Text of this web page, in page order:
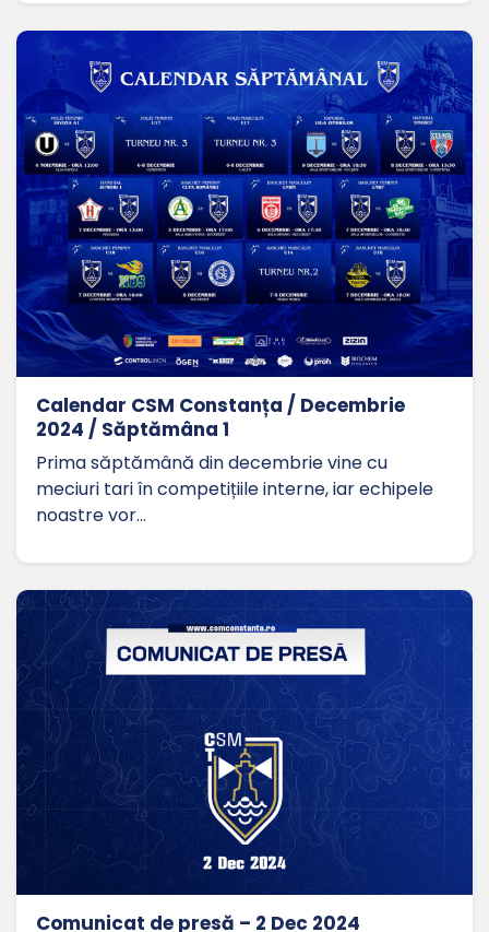
Calendar CSM Constanța / Decembrie
2024 / Săptămâna 1
Prima săptămână din decembrie vine cu
meciuri tari în competițiile interne, iar echipele
noastre vor…
Comunicat de presă – 2 Dec 2024